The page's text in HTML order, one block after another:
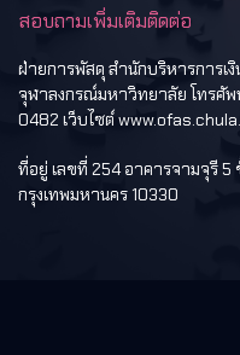
สอบถามเพิ่มเติมติดต่อ
ฝ่ายการพัสดุ สำนักบริหารการเ
จุฬาลงกรณ์มหาวิทยาลัย โทรศัพ
0482 เว็บไซต์
ที่อยู่ เลขที่ 254 อาคารจามจุรี
กรุงเทพมหานคร 10330